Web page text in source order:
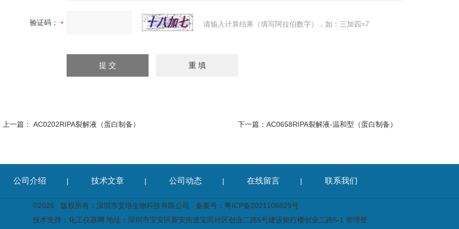
验证码： 请输入计算结果（填写阿拉伯数字），如：三加四=7
上一篇： AC0202RIPA裂解液（蛋白制备） 下一篇： AC0658RIPA裂解液-温和型（蛋白制备）
公司介绍 | 技术文章 | 公司动态 | 在线留言 | 联系我们
©2026 版权所有：深圳市安培生物科技有限公司 备案号：粤ICP备2021106829号
技术支持： 化工仪器网 地址：深圳市宝安区新安街道宝民社区创业二路5号建设银行楼创业二路5-1 管理登